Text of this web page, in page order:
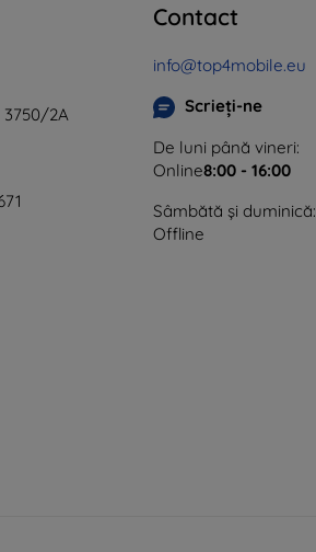
2A
Contact
info@top4mobile.eu
Scrieți-ne
De luni până vineri:
Online8:00 - 16:00
Sâmbătă și duminică:
Offline